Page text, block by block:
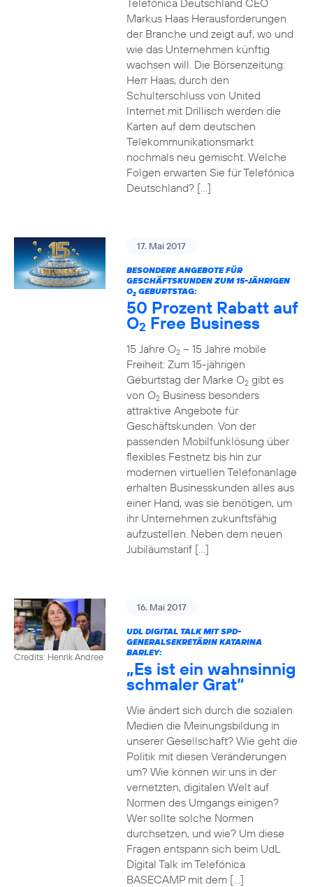
Telefónica Deutschland CEO
Markus Haas Herausforderungen
der Branche und zeigt auf, wo und
wie das Unternehmen künftig
wachsen will. Die Börsenzeitung:
Herr Haas, durch den
Schulterschluss von United
Internet mit Drillisch werden die
Karten auf dem deutschen
Telekommunikationsmarkt
nochmals neu gemischt. Welche
Folgen erwarten Sie für Telefónica
Deutschland? […]
17. Mai 2017
BESONDERE ANGEBOTE FÜR
GESCHÄFTSKUNDEN ZUM 15-JÄHRIGEN
O2GEBURTSTAG:
50 Prozent Rabatt auf
O2 Free Business
15 Jahre O2– 15 Jahre mobile
Freiheit: Zum 15-jährigen
Geburtstag der Marke O2gibt es
von O2Business besonders
attraktive Angebote für
Geschäftskunden. Von der
passenden Mobilfunklösung über
flexibles Festnetz bis hin zur
modernen virtuellen Telefonanlage
erhalten Businesskunden alles aus
einer Hand, was sie benötigen, um
ihr Unternehmen zukunftsfähig
aufzustellen. Neben dem neuen
Jubiläumstarif […]
Credits: Henrik Andree
16. Mai 2017
UDL DIGITAL TALK MIT SPD-
GENERALSEKRETÄRIN KATARINA
BARLEY:
„Es ist ein wahnsinnig
schmaler Grat“
Wie ändert sich durch die sozialen
Medien die Meinungsbildung in
unserer Gesellschaft? Wie geht die
Politik mit diesen Veränderungen
um? Wie können wir uns in der
vernetzten, digitalen Welt auf
Normen des Umgangs einigen?
Wer sollte solche Normen
durchsetzen, und wie? Um diese
Fragen entspann sich beim UdL
Digital Talk im Telefónica
BASECAMP mit dem […]